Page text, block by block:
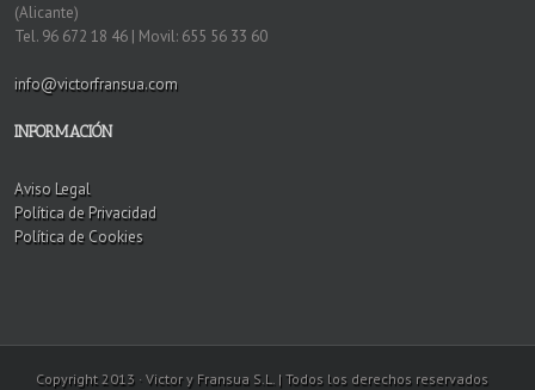
(Alicante)
Tel. 96 672 18 46 | Movil: 655 56 33 60
info@victorfransua.com
INFORMACIÓN
Aviso Legal
Política de Privacidad
Política de Cookies
Copyright 2013 · Victor y Fransua S.L. | Todos los derechos reservados